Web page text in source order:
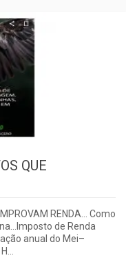
QUE
RENDA... Como
de Renda
anual do Mei–